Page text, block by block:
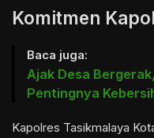
Komitmen
Baca juga:
Ajak Desa
Pentingnya
Kapolres Tasikmalaya